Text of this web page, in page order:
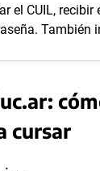
el CUIL,
También
cursar